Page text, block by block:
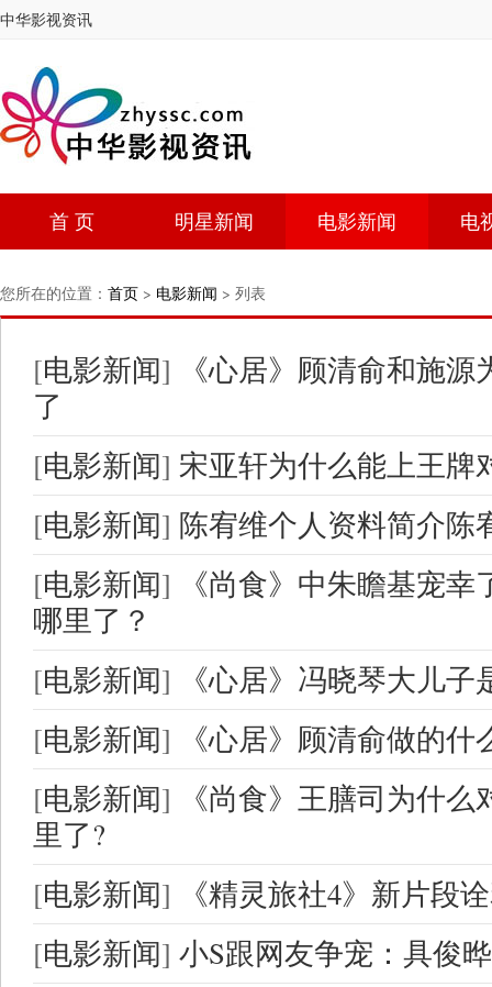
中华影视资讯
首 页 明星新闻 电影新闻 电
您所在的位置： 首页 > 电影新闻 > 列表
[电影新闻]
《心居》顾清俞和施
了
[电影新闻] 宋亚轩为什么能上王牌
[电影新闻] 陈宥维个人资料简介陈
[电影新闻]
《尚食》中朱瞻基宠
哪里了？
[电影新闻]
《心居》冯晓琴大儿
[电影新闻]
《心居》顾清俞做的
[电影新闻]
《尚食》王膳司为什
里了?
[电影新闻]
《精灵旅社4》新片段
[电影新闻] 小S跟网友争宠：具俊